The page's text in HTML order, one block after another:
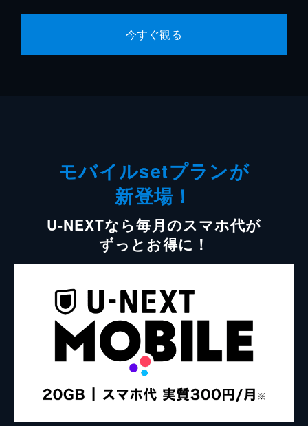
今すぐ観る
モバイルsetプランが
新登場！
U-NEXTなら毎月のスマホ代が
ずっとお得に！